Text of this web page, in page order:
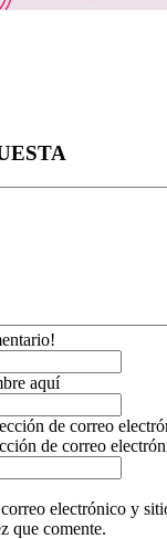
aquí
de correo
de correo
electrónico y
que comente.